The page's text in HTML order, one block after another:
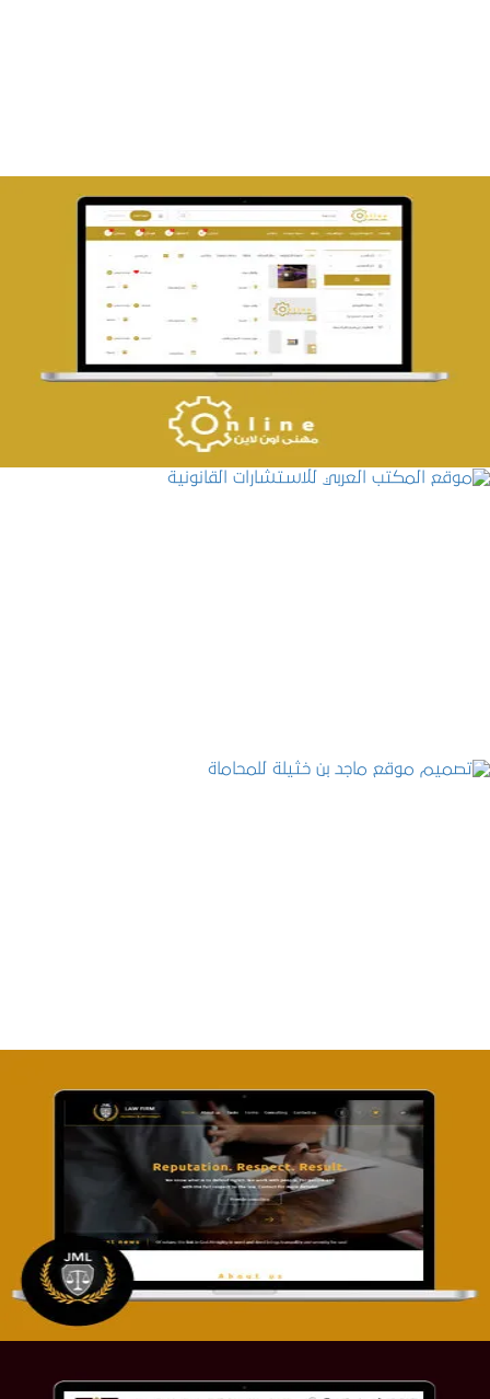
تصميم حراج مهنى
التفاصيل
تصميم موقع آل جبار والمزارقة للمحاماة
التفاصيل